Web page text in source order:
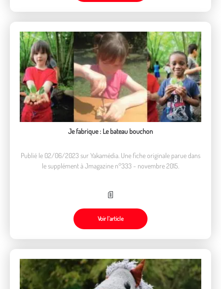
Je fabrique : Le bateau bouchon
Publié le 02/06/2023 sur Yakamédia. Une fiche originale parue dans
le supplément à Jmagazine n°333 - novembre 2015.
Voir l’article